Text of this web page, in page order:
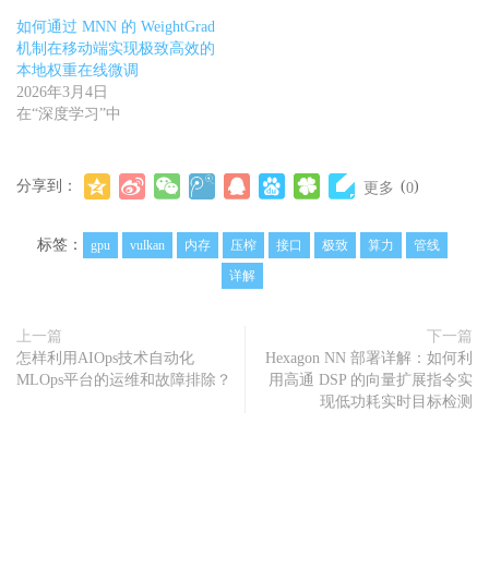
如何通过 MNN 的 WeightGrad
机制在移动端实现极致高效的
本地权重在线微调
2026年3月4日
在“深度学习”中
分享到： 更多 (0)
标签： gpu vulkan 内存 压榨 接口 极致 算力
管线
详解
上一篇
怎样利用AIOps技术自动化
MLOps平台的运维和故障排除？
下一篇
Hexagon NN 部署详解：如何利
用高通 DSP 的向量扩展指令实
现低功耗实时目标检测